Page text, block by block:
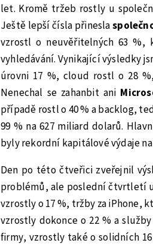
let. Kromě tržeb rostly u
Ještě lepší čísla přinesla
vzrostl o neuvěřitelných 63
vyhledávání. Vynikající výsledky
úrovni 17 %, cloud rostl o 28
Nenechal se zahanbit ani
případě rostl o 40 % a backlog,
99 % na 627 miliard dolarů.
byly rekordní kapitálové výdaje
Den po této čtveřici zveřejnil
problémů, ale poslední čtvrtletí
vzrostly o 17 %, tržby za iPhone,
vzrostly dokonce o 22 % a
firmy, vzrostly také o solidních